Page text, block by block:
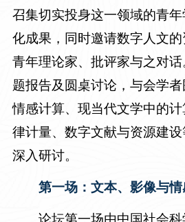
召集切实投身这一领域的青
化成果，同时邀请数字人文
青年理论家、批评家与之对
题报告及圆桌讨论，与会学
情感计算、现当代文学中的
律计量、数字文献与资源建
深入研讨。
第一场：文本、影像与
论坛第一场由中国社会